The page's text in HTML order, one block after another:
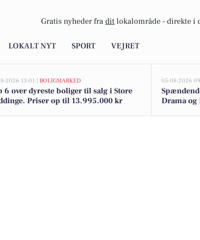
Gratis nyheder fra dit lokalområde - direkte i
LOKALT NYT SPORT VEJRET
2026 13:01 | BOLIGMARKED
6 over dyreste boliger til salg i Store
Priser op til 13.995.000 kr
05-08-2026
Drama og
SuperBrugsen i Store Heddinge